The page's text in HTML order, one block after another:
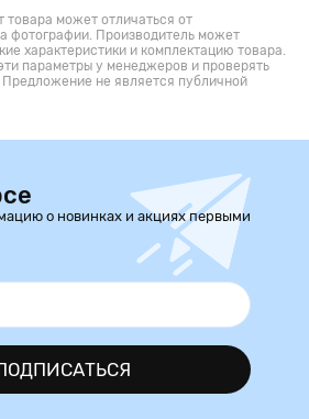
товара может отличаться от
фотографии. Производитель может
характеристики и комплектацию товара.
параметры у менеджеров и проверять
Предложение не является публичной
о новинках и акциях первыми